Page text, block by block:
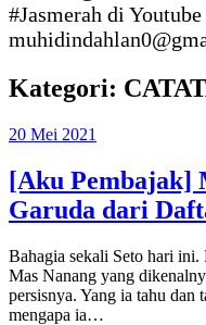
#Jasmerah di
Kategori:
20 Mei 2021
[Aku Pembajak]
Garuda dari
Bahagia sekali Seto hari
Mas Nanang yang
persisnya. Yang ia tahu dan
mengapa ia…